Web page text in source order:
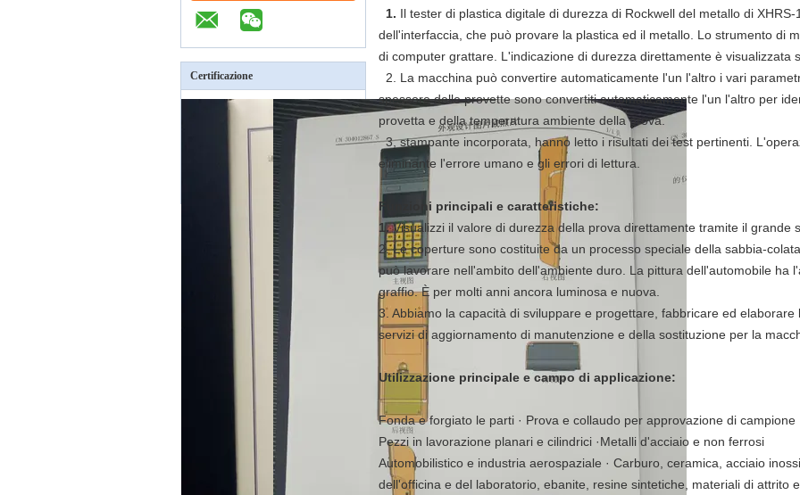
Certificazione
1. Il tester di plastica digitale di durezza di Rockwell del metallo di
dell'interfaccia, che può provare la plastica ed il metallo. Lo strumento di
di computer grattare. L'indicazione di durezza direttamente è visualizzata
2. La macchina può convertire automaticamente l'un l'altro i vari
spessore delle provette sono convertiti automaticamente l'un l'altro per
provetta e della temperatura ambiente della prova.
3, stampante incorporata, hanno letto i risultati dei test pertinenti.
eliminante l'errore umano e gli errori di lettura.
Funzioni principali e caratteristiche:
1.Visualizzi il valore di durezza della prova direttamente tramite il grande
2. Le coperture sono costituite da un processo speciale della sabbia-
può lavorare nell'ambito dell'ambiente duro. La pittura dell'automobile ha
graffio. È per molti anni ancora luminosa e nuova.
3. Abbiamo la capacità di sviluppare e progettare, fabbricare ed
servizi di aggiornamento di manutenzione e della sostituzione per la
Utilizzazione principale e campo di applicazione:
Fonda e forgiato le parti · Prova e collaudo per approvazione di campione
Pezzi in lavorazione planari e cilindrici ·Metalli d'acciaio e non ferrosi
Automobilistico e industria aerospaziale · Carburo, ceramica, acciaio
dell'officina e del laboratorio, ebanite, resine sintetiche, materiali di attrito